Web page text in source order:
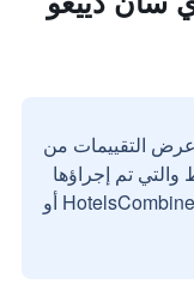
التقييمات من
تم إجراؤها
بواسطة مستخدمين حقيقيين مع HotelsCombined أو